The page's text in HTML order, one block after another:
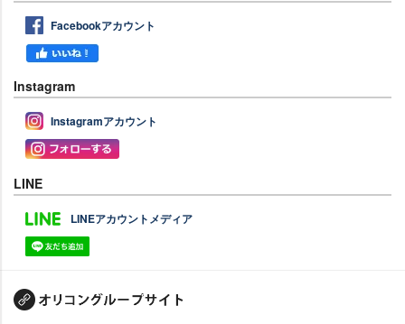
Facebookアカウント
Instagram
Instagramアカウント
LINE
LINEアカウントメディア